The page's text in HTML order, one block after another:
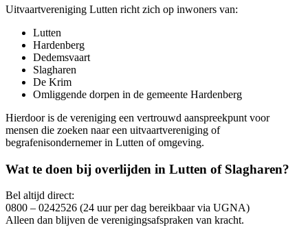
Uitvaartvereniging Lutten richt zich op inwoners van:
Lutten
Hardenberg
Dedemsvaart
Slagharen
De Krim
Omliggende dorpen in de gemeente Hardenberg
Hierdoor is de vereniging een vertrouwd aanspreekpunt voor
mensen die zoeken naar een uitvaartvereniging of
begrafenisondernemer in Lutten of omgeving.
Wat te doen bij overlijden in Lutten of Slagharen?
Bel altijd direct:
0800 – 0242526 (24 uur per dag bereikbaar via UGNA)
Alleen dan blijven de verenigingsafspraken van kracht.